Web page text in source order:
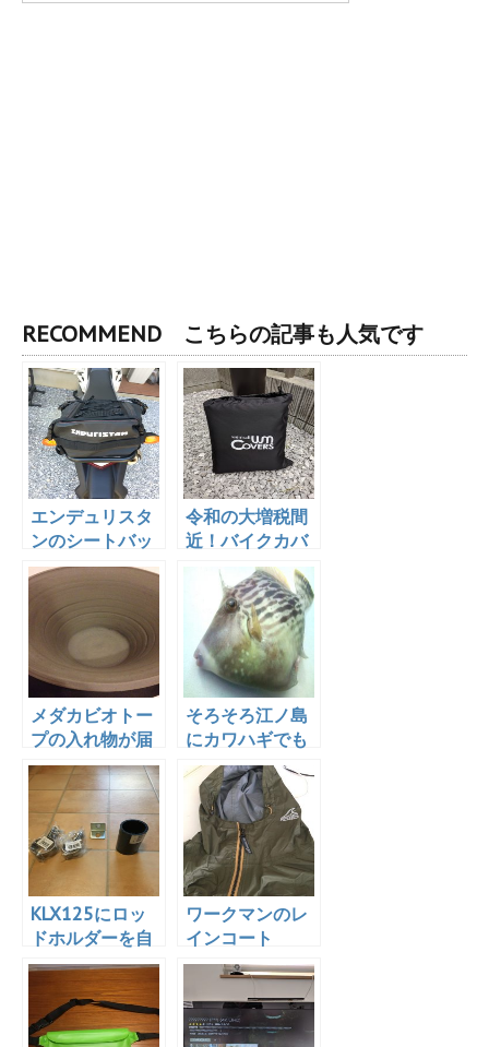
RECOMMEND こちらの記事も人気です
エンデュリスタ
ンのシートバッ
グは最高！最
強！
令和の大増税間
近！バイクカバ
ーを新調！
メダカビオトー
プの入れ物が届
いた！なにこ
れ！渋い！
そろそろ江ノ島
にカワハギでも
釣りに行こう
か、と思った話
KLX125にロッ
ドホルダーを自
作してみる
ワークマンのレ
インコート
「R013 2.5レイ
ヤーハードシェ
ルジャケット」
を買った！